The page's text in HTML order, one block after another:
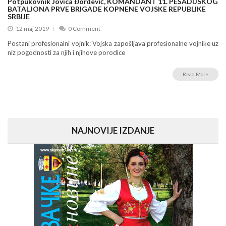
BATALJONA PRVE BRIGADE KOPNENE VOJSKE REPUBLIKE
SRBIJE
12 maj 2019 0 Comment
Postani profesionalni vojnik: Vojska zapošljava profesionalne vojnike uz
niz pogodnosti za njih i njihove porodice
Read More
NAJNOVIJE IZDANJE